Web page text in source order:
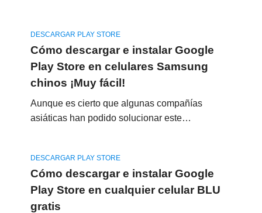
DESCARGAR PLAY STORE
Cómo descargar e instalar Google
Play Store en celulares Samsung
chinos ¡Muy fácil!
Aunque es cierto que algunas compañías
asiáticas han podido solucionar este…
DESCARGAR PLAY STORE
Cómo descargar e instalar Google
Play Store en cualquier celular BLU
gratis